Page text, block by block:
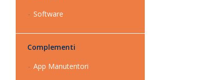
Software
Complementi
App Manutentori